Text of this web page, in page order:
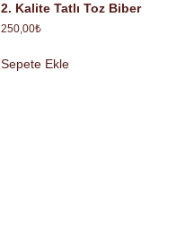
2. Kalite Tatlı Toz Biber
250,00₺
Sepete Ekle